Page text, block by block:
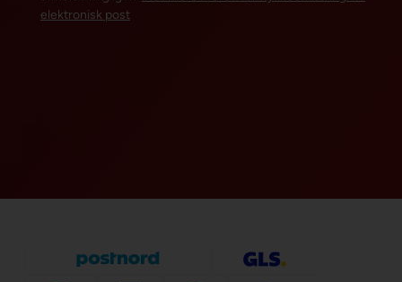
elektronisk post